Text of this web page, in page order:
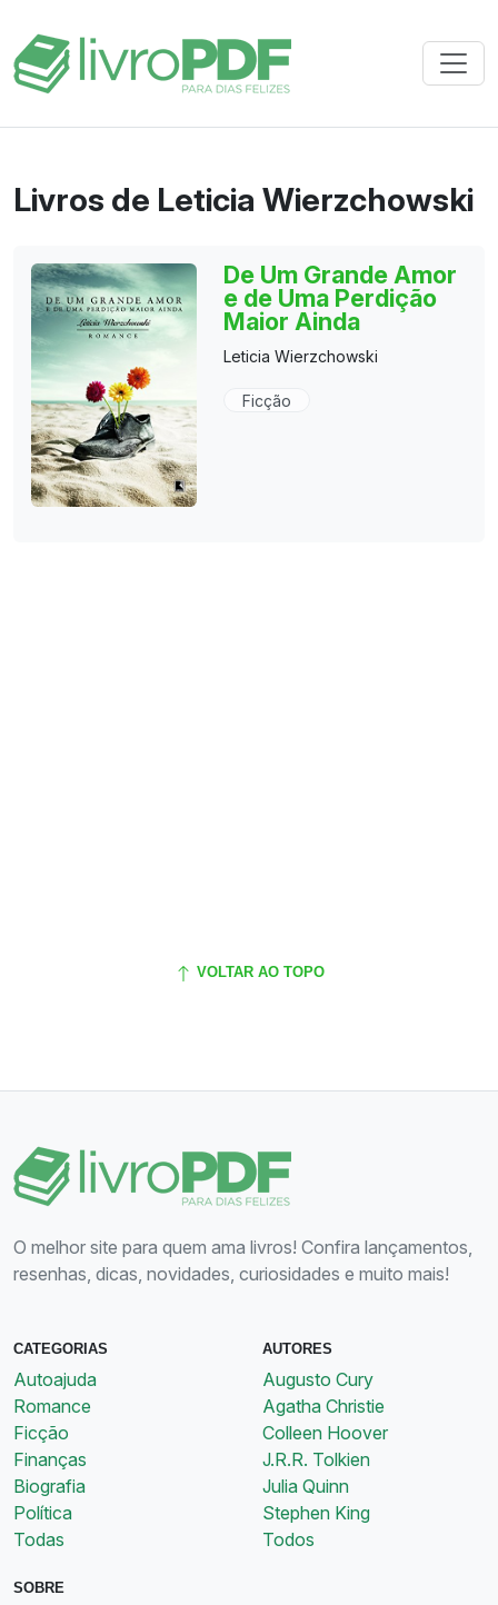
Livros de Leticia Wierzchowski
De Um Grande Amor
e de Uma Perdição
Maior Ainda
Leticia Wierzchowski
Ficção
VOLTAR AO TOPO
O melhor site para quem ama livros! Confira lançamentos,
resenhas, dicas, novidades, curiosidades e muito mais!
CATEGORIAS
Autoajuda
Romance
Ficção
Finanças
Biografia
Política
Todas
AUTORES
Augusto Cury
Agatha Christie
Colleen Hoover
J.R.R. Tolkien
Julia Quinn
Stephen King
Todos
SOBRE